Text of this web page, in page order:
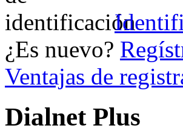
¿Es nuevo?
Ventajas de
Dialnet Plus